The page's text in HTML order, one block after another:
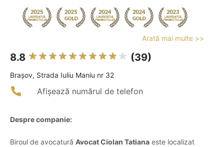
Arată mai multe >>
8.8 (39)
Braşov, Strada Iuliu Maniu nr 32
Afișează numărul de telefon
Despre companie:
Biroul de avocatură Avocat Ciolan Tatiana este localizat